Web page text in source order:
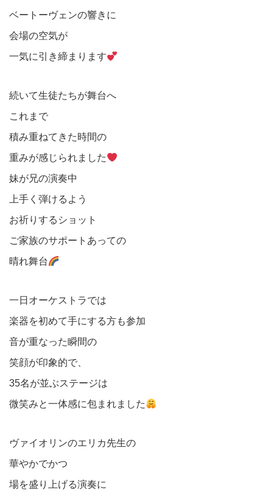
ベートーヴェンの響きに
会場の空気が
一気に引き締まります
続いて生徒たちが舞台へ
これまで
積み重ねてきた時間の
重みが感じられました
妹が兄の演奏中
上手く弾けるよう
お祈りするショット
ご家族のサポートあっての
晴れ舞台
一日オーケストラでは
楽器を初めて手にする方も参加
音が重なった瞬間の
笑顔が印象的で、
35名が並ぶステージは
微笑みと一体感に包まれました
ヴァイオリンのエリカ先生の
華やかでかつ
場を盛り上げる演奏に